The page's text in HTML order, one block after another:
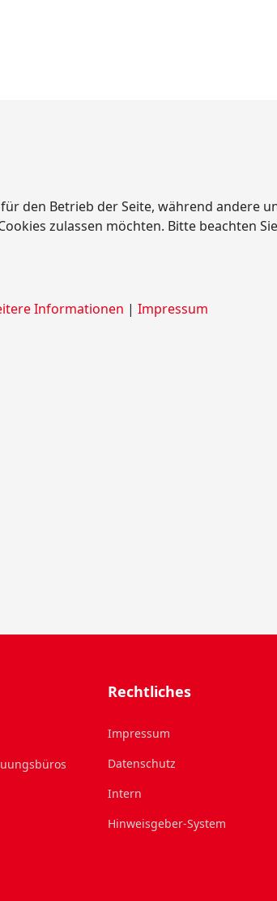
Rechtliches
Impressum
Datenschutz
Intern
Hinweisgeber-System
den Betrieb der Seite, während andere
zulassen möchten. Bitte beachten
Informationen | Impressum